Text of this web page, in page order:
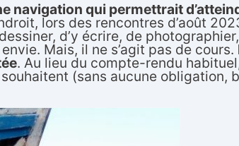
navigation qui permettrait
lors des rencontres d’août
d’y écrire, de
Mais, il ne s’agit pas de cours.
. Au lieu du compte-rendu
(sans aucune obligation,